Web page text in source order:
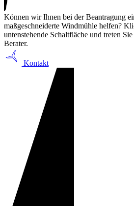
Können wir Ihnen bei der Beantragung
maßgeschneiderte Windmühle helfen?
untenstehende Schaltfläche und treten
Berater.
Kontakt